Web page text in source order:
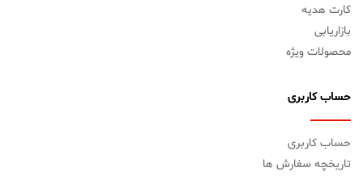
کارت هدیه
بازاریابی
محصولات ویژه
حساب کاربری
حساب کاربری
تاریخچه سفارش ها